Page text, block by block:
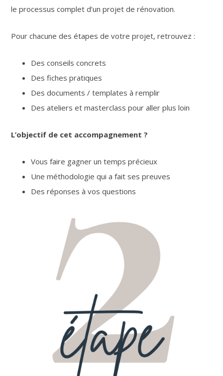
le processus complet d’un projet de rénovation.
Pour chacune des étapes de votre projet, retrouvez :
Des conseils concrets
Des fiches pratiques
Des documents / templates à remplir
Des ateliers et masterclass pour aller plus loin
L’objectif de cet accompagnement ?
Vous faire gagner un temps précieux
Une méthodologie qui a fait ses preuves
Des réponses à vos questions